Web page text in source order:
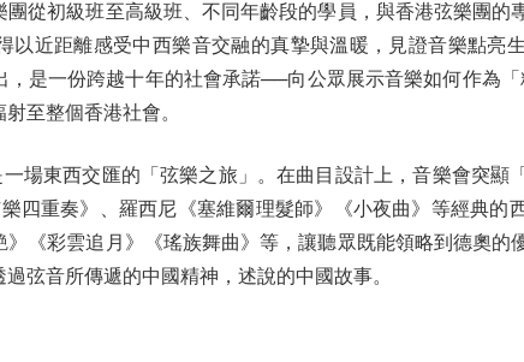
從初級班至高級班、不同年齡段的學員，與香港弦樂團的
以近距離感受中西樂音交融的真摯與溫暖，見證音樂點亮
，是一份跨越十年的社會承諾──向公眾展示音樂如何作為
至整個香港社會。
東西交匯的「弦樂之旅」。在曲目設計上，音樂會突顯
四重奏》、羅西尼《塞維爾理髮師》《小夜曲》等經典的
《彩雲追月》《瑤族舞曲》等，讓聽眾既能領略到德奧的
弦音所傳遞的中國精神，述說的中國故事。